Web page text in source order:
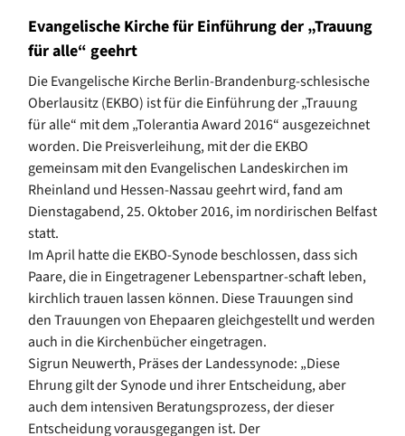
Evangelische Kirche für Einführung der „Trauung
für alle“ geehrt
Die Evangelische Kirche Berlin-Brandenburg-schlesische
Oberlausitz (EKBO) ist für die Einführung der „Trauung
für alle“ mit dem „Tolerantia Award 2016“ ausgezeichnet
worden. Die Preisverleihung, mit der die EKBO
gemeinsam mit den Evangelischen Landeskirchen im
Rheinland und Hessen-Nassau geehrt wird, fand am
Dienstagabend, 25. Oktober 2016, im nordirischen Belfast
statt.
Im April hatte die EKBO-Synode beschlossen, dass sich
Paare, die in Eingetragener Lebenspartner-schaft leben,
kirchlich trauen lassen können. Diese Trauungen sind
den Trauungen von Ehepaaren gleichgestellt und werden
auch in die Kirchenbücher eingetragen.
Sigrun Neuwerth, Präses der Landessynode: „Diese
Ehrung gilt der Synode und ihrer Entscheidung, aber
auch dem intensiven Beratungsprozess, der dieser
Entscheidung vorausgegangen ist. Der